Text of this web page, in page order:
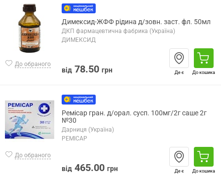
До обраного
Димексид-ЖФФ рідина д/зовн. заст. фл. 50мл
ДКП фармацевтична фабрика (Україна)
ДИМЕКСИД
від 78.50 грн Де є До кошика
До обраного
Ремісар гран. д/орал. сусп. 100мг/2г саше 2г
№30
Дарниця (Україна)
РЕМІСАР
від 465.00 грн Де є До кошика